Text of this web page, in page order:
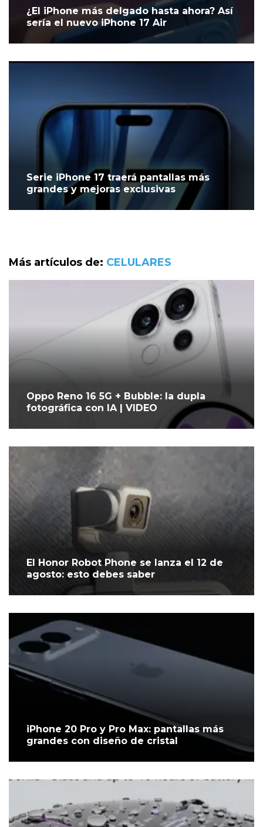
¿El iPhone más delgado hasta ahora? Así
sería el nuevo iPhone 17 Air
Serie iPhone 17 traerá pantallas más
grandes y mejoras exclusivas
Más artículos de: CELULARES
Oppo Reno 16 5G + Bubble: la dupla
fotográfica con IA | VIDEO
El Honor Robot Phone se lanza el 12 de
agosto: esto debes saber
iPhone 20 Pro y Pro Max: pantallas más
grandes con diseño de cristal